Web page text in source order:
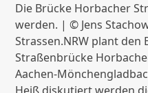
Die Brücke Horbacher
werden. | © Jens
Strassen.NRW plant den
Straßenbrücke
Aachen-